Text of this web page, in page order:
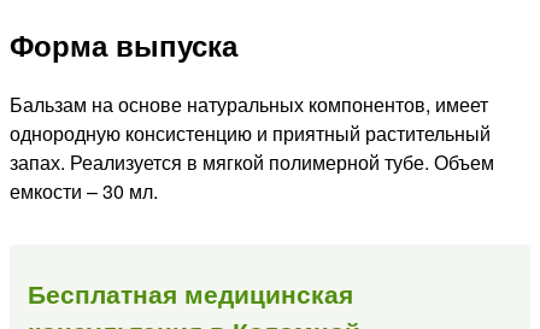
Форма выпуска
Бальзам на основе натуральных компонентов, имеет
однородную консистенцию и приятный растительный
запах. Реализуется в мягкой полимерной тубе. Объем
емкости – 30 мл.
Бесплатная медицинская